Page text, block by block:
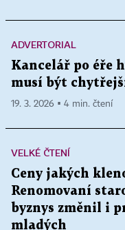
ADVERTORIAL
Kancelář po éře
musí být
19. 3. 2026 ▪ 4 min. čtení
VELKÉ ČTENÍ
Ceny jakých
Renomovaní
byznys změnil i
mladých